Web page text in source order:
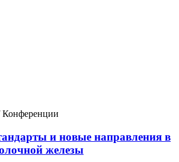
Конференции
и новые направления в
железы